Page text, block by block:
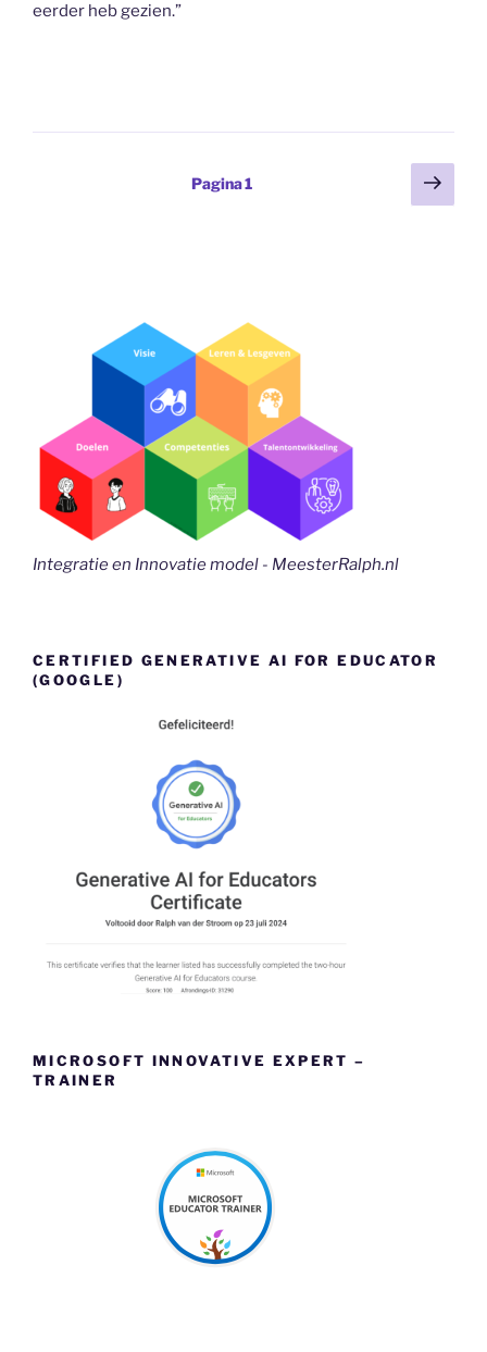
eerder heb gezien.”
Pagina1
Integratie en Innovatie model - MeesterRalph.nl
CERTIFIED GENERATIVE AI FOR EDUCATOR
(GOOGLE)
MICROSOFT INNOVATIVE EXPERT –
TRAINER